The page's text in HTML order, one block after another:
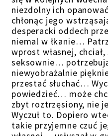
niezdolny ich
chłonąc jego
desperacki oddech
niemal w łkanie…
wprost własnej,
seksownie…
niewyobrażalnie
przestać słuchać…
powiedzieć… może
zbyt roztrzęsiony, nie
Wyczuł to. Dopiero
takie przyjemne czuć